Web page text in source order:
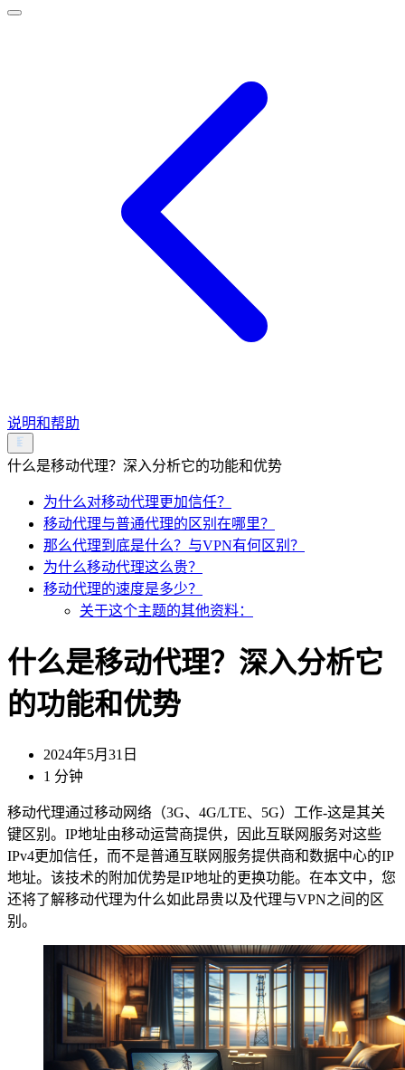
说明和帮助
什么是移动代理？深入分析它的功能和优势
为什么对移动代理更加信任？
移动代理与普通代理的区别在哪里？
那么代理到底是什么？与VPN有何区别？
为什么移动代理这么贵？
移动代理的速度是多少？
关于这个主题的其他资料：
什么是移动代理？深入分析它
的功能和优势
2024年5月31日
1 分钟
移动代理通过移动网络（3G、4G/LTE、5G）工作-这是其关
键区别。IP地址由移动运营商提供，因此互联网服务对这些
IPv4更加信任，而不是普通互联网服务提供商和数据中心的IP
地址。该技术的附加优势是IP地址的更换功能。在本文中，您
还将了解移动代理为什么如此昂贵以及代理与VPN之间的区
别。